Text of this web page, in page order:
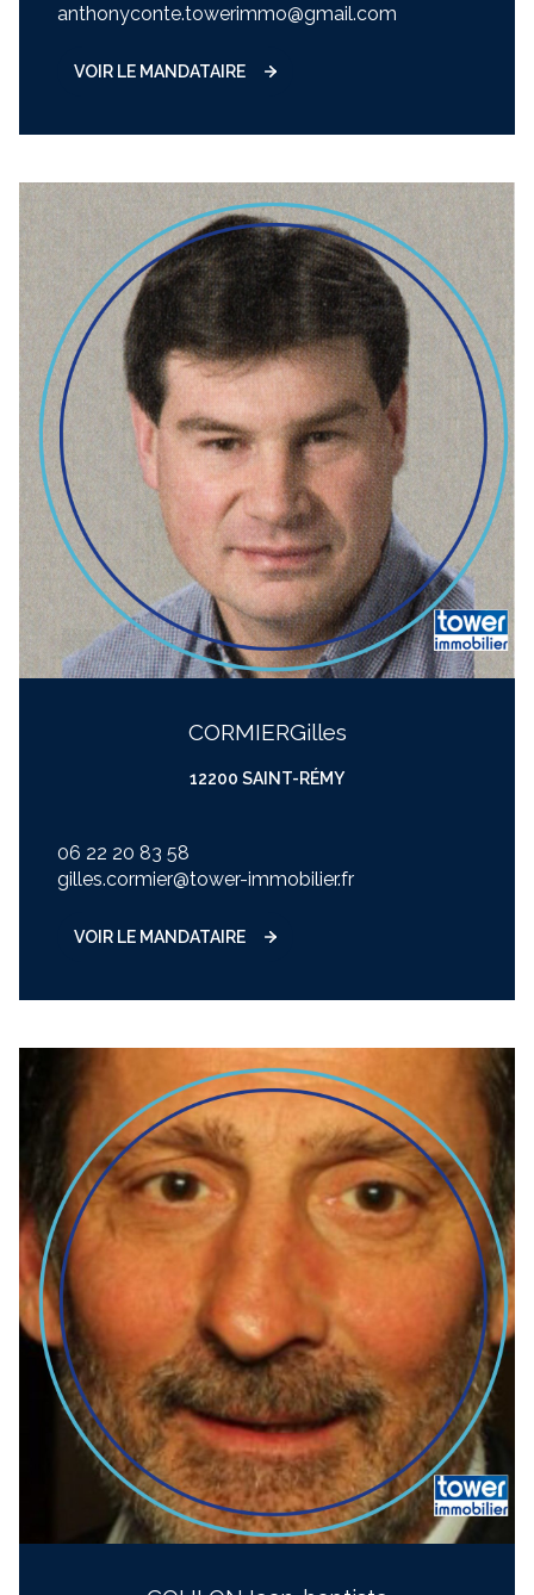
anthonyconte.towerimmo@gmail.com
VOIR LE MANDATAIRE
CORMIER gilles
12200 SAINT-RÉMY
06 22 20 83 58
gilles.cormier@tower-immobilier.fr
VOIR LE MANDATAIRE